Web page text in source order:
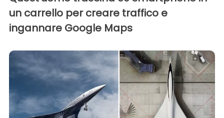
un carrello per creare traffico e
ingannare Google Maps